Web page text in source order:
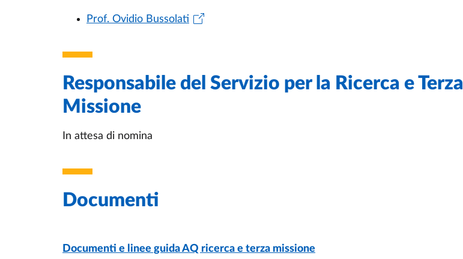
Prof. Ovidio Bussolati
Responsabile del Servizio per la Ricerca e Terza
Missione
In attesa di nomina
Documenti
PAGE- ULTIMO AGGIORNAMENTO:18/02/2026
Documenti e linee guida AQ ricerca e terza missione